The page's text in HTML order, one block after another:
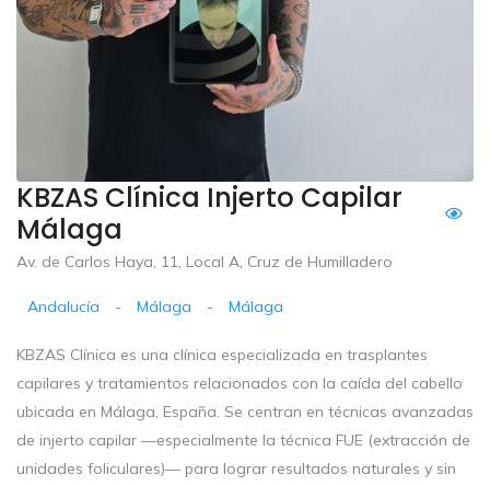
KBZAS Clínica Injerto Capilar
Málaga
Av. de Carlos Haya, 11, Local A, Cruz de Humilladero
Andalucía - Málaga - Málaga
KBZAS Clínica es una clínica especializada en trasplantes
capilares y tratamientos relacionados con la caída del cabello
ubicada en Málaga, España. Se centran en técnicas avanzadas
de injerto capilar —especialmente la técnica FUE (extracción de
unidades foliculares)— para lograr resultados naturales y sin